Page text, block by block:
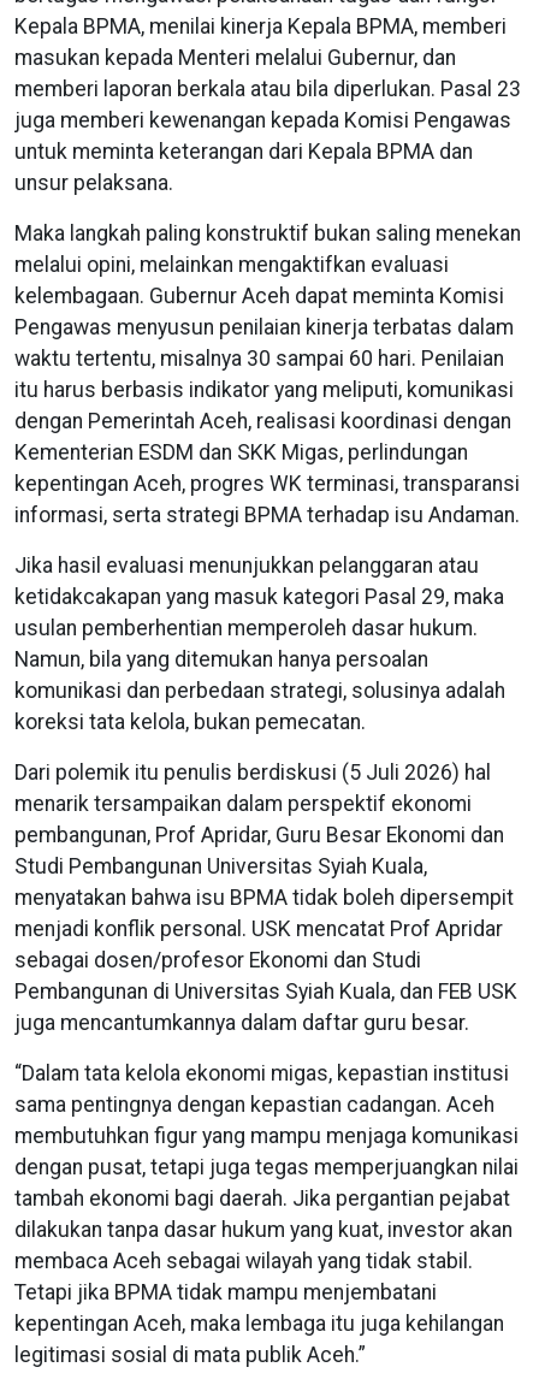
Kepala BPMA, menilai kinerja Kepala BPMA, memberi
masukan kepada Menteri melalui Gubernur, dan
memberi laporan berkala atau bila diperlukan. Pasal 23
juga memberi kewenangan kepada Komisi Pengawas
untuk meminta keterangan dari Kepala BPMA dan
unsur pelaksana.
Maka langkah paling konstruktif bukan saling menekan
melalui opini, melainkan mengaktifkan evaluasi
kelembagaan. Gubernur Aceh dapat meminta Komisi
Pengawas menyusun penilaian kinerja terbatas dalam
waktu tertentu, misalnya 30 sampai 60 hari. Penilaian
itu harus berbasis indikator yang meliputi, komunikasi
dengan Pemerintah Aceh, realisasi koordinasi dengan
Kementerian ESDM dan SKK Migas, perlindungan
kepentingan Aceh, progres WK terminasi, transparansi
informasi, serta strategi BPMA terhadap isu Andaman.
Jika hasil evaluasi menunjukkan pelanggaran atau
ketidakcakapan yang masuk kategori Pasal 29, maka
usulan pemberhentian memperoleh dasar hukum.
Namun, bila yang ditemukan hanya persoalan
komunikasi dan perbedaan strategi, solusinya adalah
koreksi tata kelola, bukan pemecatan.
Dari polemik itu penulis berdiskusi (5 Juli 2026) hal
menarik tersampaikan dalam perspektif ekonomi
pembangunan, Prof Apridar, Guru Besar Ekonomi dan
Studi Pembangunan Universitas Syiah Kuala,
menyatakan bahwa isu BPMA tidak boleh dipersempit
menjadi konflik personal. USK mencatat Prof Apridar
sebagai dosen/profesor Ekonomi dan Studi
Pembangunan di Universitas Syiah Kuala, dan FEB USK
juga mencantumkannya dalam daftar guru besar.
“Dalam tata kelola ekonomi migas, kepastian institusi
sama pentingnya dengan kepastian cadangan. Aceh
membutuhkan figur yang mampu menjaga komunikasi
dengan pusat, tetapi juga tegas memperjuangkan nilai
tambah ekonomi bagi daerah. Jika pergantian pejabat
dilakukan tanpa dasar hukum yang kuat, investor akan
membaca Aceh sebagai wilayah yang tidak stabil.
Tetapi jika BPMA tidak mampu menjembatani
kepentingan Aceh, maka lembaga itu juga kehilangan
legitimasi sosial di mata publik Aceh.”